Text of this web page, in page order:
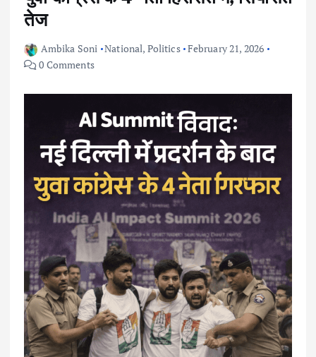
तेज
Ambika Soni National, Politics February 21, 2026
0 Comments